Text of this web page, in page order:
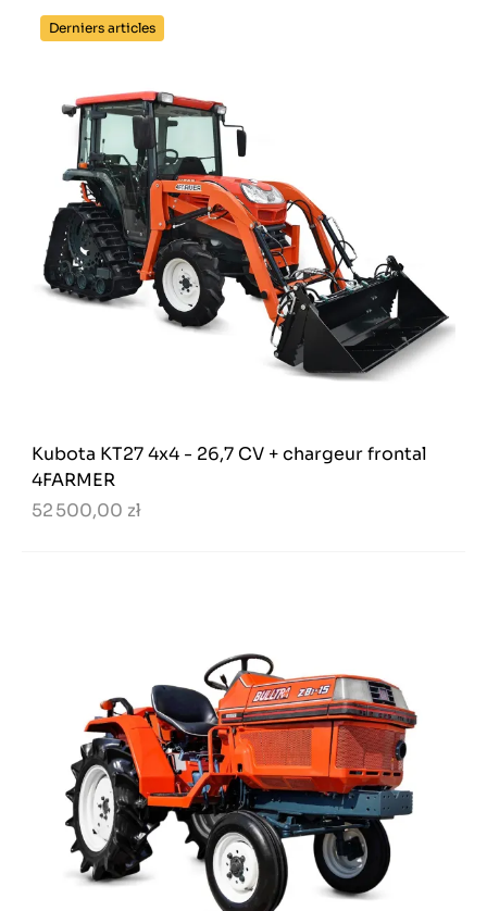
Derniers articles
Kubota KT27 4x4 - 26,7 CV + chargeur frontal
4FARMER
52 500,00 zł